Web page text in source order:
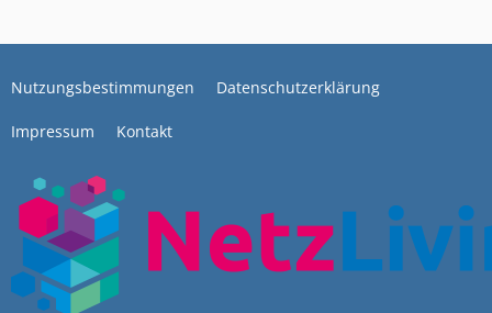
Nutzungsbestimmungen Datenschutzerklärung
Impressum Kontakt